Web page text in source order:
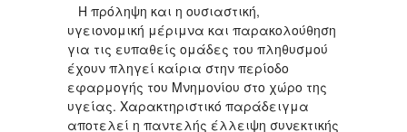
Η πρόληψη και η ουσιαστική,
υγειονομική μέριμνα και παρακολούθηση
για τις ευπαθείς ομάδες του πληθυσμού
έχουν πληγεί καίρια στην περίοδο
εφαρμογής του Μνημονίου στο χώρο της
υγείας. Χαρακτηριστικό παράδειγμα
αποτελεί η παντελής έλλειψη συνεκτικής